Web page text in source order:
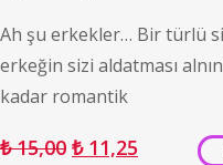
Ah şu erkekler… Bir türlü
erkeğin sizi aldatması
kadar romantik
₺15,00 ₺11,25